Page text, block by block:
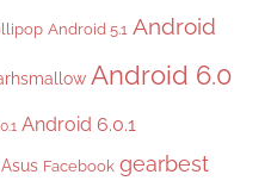
Android 5.1 Android
Android 6.0
Android 6.0.1
Asus Facebook gearbest